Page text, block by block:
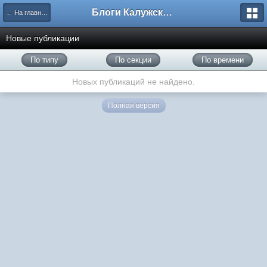
← На главную Блоги Калужского перекрестка
Новые публикации
По типу По секции По времени
Новых публикаций не найдено.
Полная версия